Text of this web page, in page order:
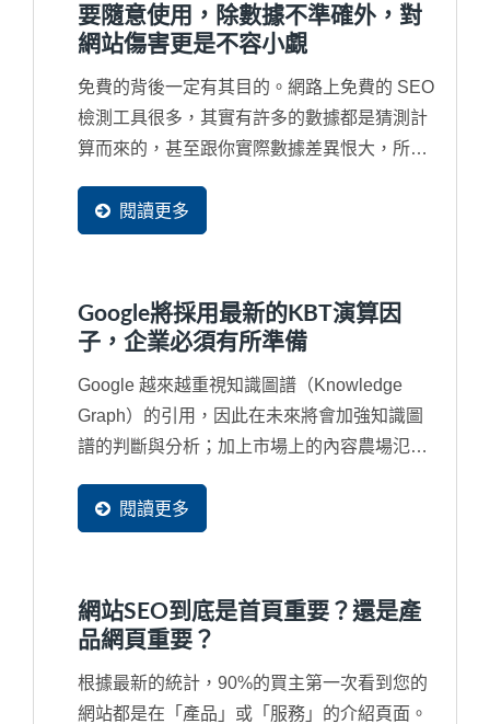
要隨意使用，除數據不準確外，對
網站傷害更是不容小覷
免費的背後一定有其目的。網路上免費的 SEO
檢測工具很多，其實有許多的數據都是猜測計
算而來的，甚至跟你實際數據差異恨大，所以
去吸引您去免費使用，甚在您根本沒有看完同
意書就打勾送出，往往受害的都是企業自己的
的部分資料成為他們網站的一部分，將您辛苦
的經營的資料同意這些工具網站無窮盡的抓取
閱讀更多
Google將採用最新的KBT演算因
子，企業必須有所準備
Google 越來越重視知識圖譜（Knowledge
Graph）的引用，因此在未來將會加強知識圖
譜的判斷與分析；加上市場上的內容農場氾
是抄襲來源，再再干擾了搜尋結果，因此...
閱讀更多
網站SEO到底是首頁重要？還是產
品網頁重要？
根據最新的統計，90%的買主第一次看到您的
網站都是在「產品」或「服務」的介紹頁面。